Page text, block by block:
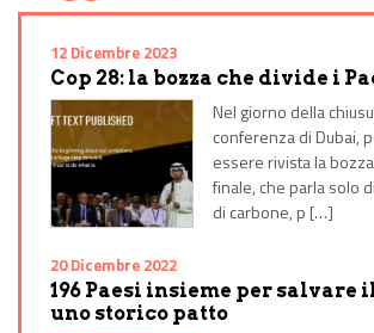
12 Dicembre 2023
Cop 28: la bozza che divide i
Nel giorno della
conferenza di Dubai,
essere rivista la
finale, che parla solo
di carbone, p […]
20 Dicembre 2022
196 Paesi insieme per salvare
uno storico patto